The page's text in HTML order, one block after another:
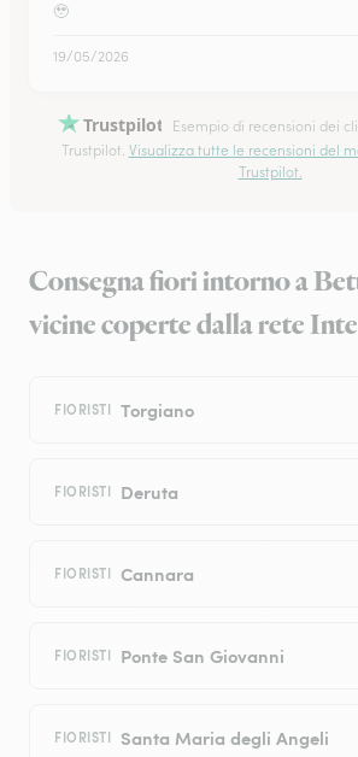
🥹
19/05/2026
Trustpilot
Esempio di recensioni dei
Trustpilot. Visualizza tutte le recensioni del
Trustpilot.
Consegna fiori intorno a
vicine coperte dalla rete
FIORISTI Torgiano
FIORISTI Deruta
FIORISTI Cannara
FIORISTI Ponte San Giovanni
FIORISTI Santa Maria degli Angeli